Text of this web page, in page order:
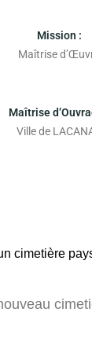
Mission :
Maîtrise
Maîtrise
Ville de
cimetière